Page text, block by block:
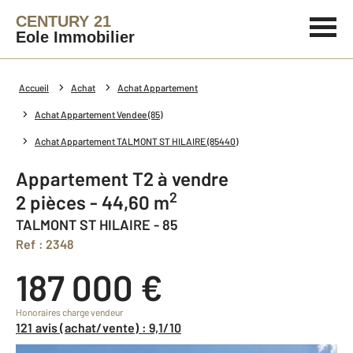
CENTURY 21
Eole Immobilier
Accueil Achat Achat Appartement
Achat Appartement Vendee (85)
Achat Appartement TALMONT ST HILAIRE (85440)
Appartement T2 à vendre
2 pièces - 44,60 m2
TALMONT ST HILAIRE - 85
Ref : 2348
187 000 €
Honoraires charge vendeur
121 avis (achat/vente) : 9,1/10